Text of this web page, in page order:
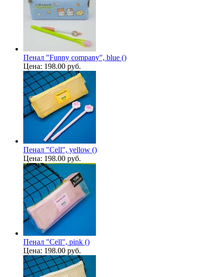
Пенал "Funny company", blue ()
Цена: 198.00 руб.
Пенал "Cell", yellow ()
Цена: 198.00 руб.
Пенал "Cell", pink ()
Цена: 198.00 руб.